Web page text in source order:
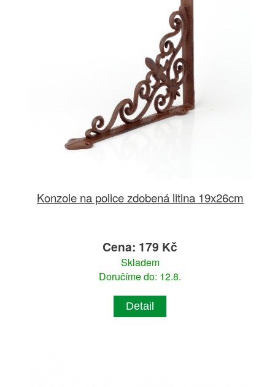
Konzole na police zdobená litina 19x26cm
Cena: 179 Kč
Skladem
Doručíme do: 12.8.
Detail